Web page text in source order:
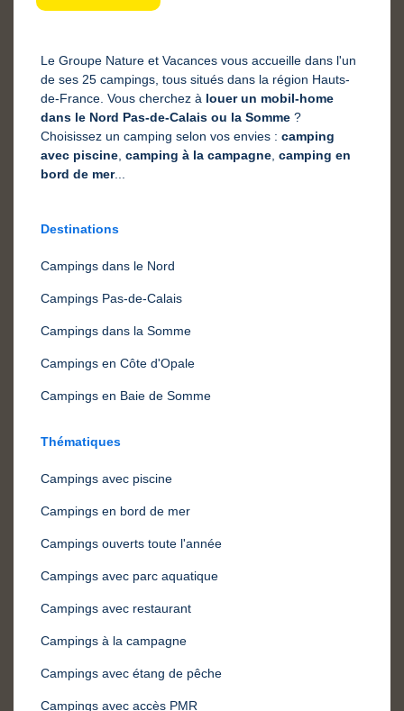
Le Groupe Nature et Vacances vous accueille dans l'un
de ses 25 campings, tous situés dans la région Hauts-
de-France. Vous cherchez à louer un mobil-home
dans le Nord Pas-de-Calais ou la Somme ?
Choisissez un camping selon vos envies : camping
avec piscine camping à la campagne camping en
bord de mer...
Destinations
Campings dans le Nord
Campings Pas-de-Calais
Campings dans la Somme
Campings en Côte d'Opale
Campings en Baie de Somme
Thématiques
Campings avec piscine
Campings en bord de mer
Campings ouverts toute l'année
Campings avec parc aquatique
Campings avec restaurant
Campings à la campagne
Campings avec étang de pêche
Campings avec accès PMR